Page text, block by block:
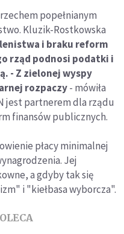
popełnianym
Kluzik-Rostkowska
i braku reform
rząd podnosi podatki i
- Z zielonej wyspy
rozpaczy- mówiła
jest partnerem dla rządu
finansów publicznych.
płacy minimalnej
Jej
a gdyby tak się
i "kiełbasa wyborcza".